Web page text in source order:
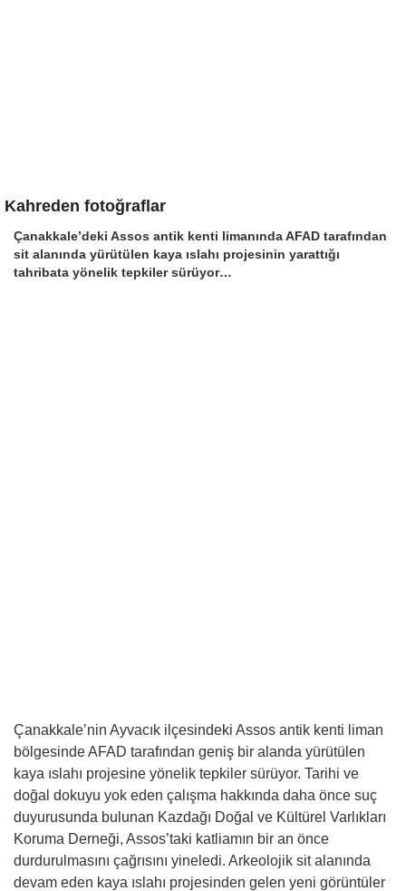
Kahreden fotoğraflar
Çanakkale’deki Assos antik kenti limanında AFAD tarafından
sit alanında yürütülen kaya ıslahı projesinin yarattığı
tahribata yönelik tepkiler sürüyor…
Çanakkale’nin Ayvacık ilçesindeki Assos antik kenti liman
bölgesinde AFAD tarafından geniş bir alanda yürütülen
kaya ıslahı projesine yönelik tepkiler sürüyor. Tarihi ve
doğal dokuyu yok eden çalışma hakkında daha önce suç
duyurusunda bulunan Kazdağı Doğal ve Kültürel Varlıkları
Koruma Derneği, Assos’taki katliamın bir an önce
durdurulmasını çağrısını yineledi. Arkeolojik sit alanında
devam eden kaya ıslahı projesinden gelen yeni görüntüler